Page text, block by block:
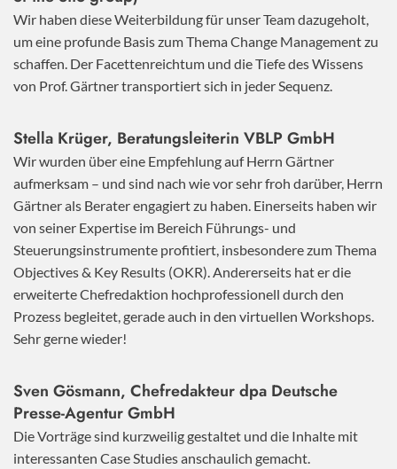
Wir haben diese Weiterbildung für unser Team dazugeholt,
um eine profunde Basis zum Thema Change Management zu
schaffen. Der Facettenreichtum und die Tiefe des Wissens
von Prof. Gärtner transportiert sich in jeder Sequenz.
Stella Krüger, Beratungsleiterin VBLP GmbH
Wir wurden über eine Empfehlung auf Herrn Gärtner
aufmerksam – und sind nach wie vor sehr froh darüber, Herrn
Gärtner als Berater engagiert zu haben. Einerseits haben wir
von seiner Expertise im Bereich Führungs- und
Steuerungsinstrumente profitiert, insbesondere zum Thema
Objectives & Key Results (OKR). Andererseits hat er die
erweiterte Chefredaktion hochprofessionell durch den
Prozess begleitet, gerade auch in den virtuellen Workshops.
Sehr gerne wieder!
Sven Gösmann, Chefredakteur dpa Deutsche
Presse-Agentur GmbH
Die Vorträge sind kurzweilig gestaltet und die Inhalte mit
interessanten Case Studies anschaulich gemacht.